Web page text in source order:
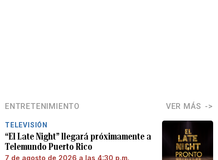
ENTRETENIMIENTO VER MÁS
TELEVISIÓN
“El Late Night” llegará próximamente a
Telemundo Puerto Rico
7 de agosto de 2026 a las 4:30 p.m.